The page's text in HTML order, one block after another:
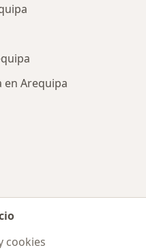
en Arequipa
cookies